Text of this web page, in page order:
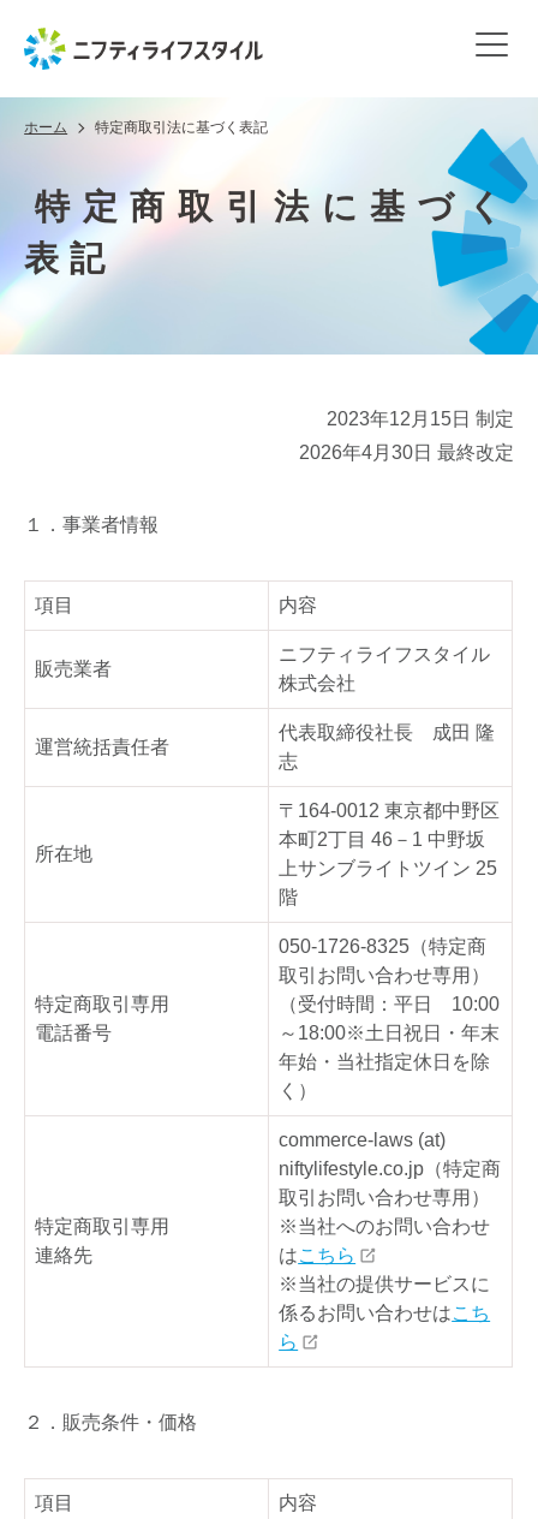
ホーム 特定商取引法に基づく表記
特定商取引法に基づく
表記
2023年12月15日 制定
2026年4月30日 最終改定
１．事業者情報
項目 内容
販売業者
ニフティライフスタイル
株式会社
運営統括責任者
代表取締役社長 成田 隆
志
所在地
〒164-0012 東京都中野区
本町2丁目 46－1 中野坂
上サンブライトツイン 25
階
特定商取引専用
電話番号
050-1726-8325（特定商
取引お問い合わせ専用）
（受付時間：平日 10:00
～18:00※土日祝日・年末
年始・当社指定休日を除
く）
特定商取引専用
連絡先
commerce-laws (at)
niftylifestyle.co.jp（特定商
取引お問い合わせ専用）
※当社へのお問い合わせ
はこちら
※当社の提供サービスに
係るお問い合わせはこち
ら
２．販売条件・価格
項目 内容